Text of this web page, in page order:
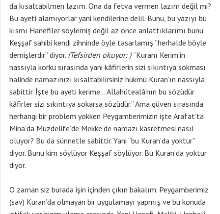
da kısaltabilmen lazım. Ona da fetva vermen lazım değil mi?
Bu ayeti alamıyorlar yani kendilerine delil. Bunu, bu yazıyı bu
kısmı Hanefiler söylemiş değil az önce anlattıklarımı bunu
Keşşaf sahibi kendi zihninde öyle tasarlamış “herhalde böyle
demişlerdir” diyor. (Tefsirden okuyor: )“Kuranı Kerim’in
nassıyla korku sırasında yani kâfirlerin sizi sıkıntıya sokması
halinde namazınızı kısaltabilirsiniz hükmü Kuran’ın nassıyla
sabittir. İşte bu ayeti kerime… Allahütealâ’nın bu sözüdür
kâfirler sizi sıkıntıya sokarsa sözüdür.” Ama güven sırasında
herhangi bir problem yokken Peygamberimizin işte Arafat’ta
Mina’da Muzdelife’de Mekke’de namazı kasretmesi nasıl
oluyor? Bu da sünnetle sabittir. Yani “bu Kuran’da yoktur”
diyor. Bunu kim söylüyor Keşşaf söylüyor. Bu Kuran’da yoktur
diyor.
O zaman siz burada işin içinden çıkın bakalım. Peygamberimiz
(sav) Kuran’da olmayan bir uygulamayı yapmış ve bu konuda